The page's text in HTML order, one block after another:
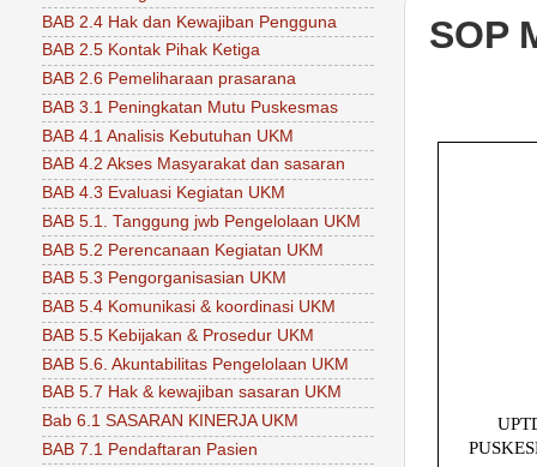
SOP
BAB 2.4 Hak dan Kewajiban Pengguna
BAB 2.5 Kontak Pihak Ketiga
BAB 2.6 Pemeliharaan prasarana
BAB 3.1 Peningkatan Mutu Puskesmas
BAB 4.1 Analisis Kebutuhan UKM
BAB 4.2 Akses Masyarakat dan sasaran
BAB 4.3 Evaluasi Kegiatan UKM
BAB 5.1. Tanggung jwb Pengelolaan UKM
BAB 5.2 Perencanaan Kegiatan UKM
BAB 5.3 Pengorganisasian UKM
BAB 5.4 Komunikasi & koordinasi UKM
BAB 5.5 Kebijakan & Prosedur UKM
BAB 5.6. Akuntabilitas Pengelolaan UKM
BAB 5.7 Hak & kewajiban sasaran UKM
Bab 6.1 SASARAN KINERJA UKM
BAB 7.1 Pendaftaran Pasien